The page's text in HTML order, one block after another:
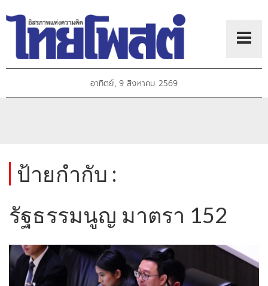
อาทิตย์, 9 สิงหาคม 2569
ป้ายกำกับ :
รัฐธรรมนูญ มาตรา 152